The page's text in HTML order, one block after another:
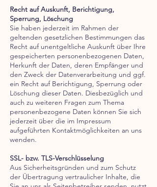
Recht auf Auskunft, Berichtigung,
Sperrung, Löschung
Sie haben jederzeit im Rahmen der
geltenden gesetzlichen Bestimmungen das
Recht auf unentgeltliche Auskunft über Ihre
gespeicherten personenbezogenen Daten,
Herkunft der Daten, deren Empfänger und
den Zweck der Datenverarbeitung und ggf.
ein Recht auf Berichtigung, Sperrung oder
Löschung dieser Daten. Diesbezüglich und
auch zu weiteren Fragen zum Thema
personenbezogene Daten können Sie sich
jederzeit über die im Impressum
aufgeführten Kontaktmöglichkeiten an uns
wenden.
SSL- bzw. TLS-Verschlüsselung
Aus Sicherheitsgründen und zum Schutz
der Übertragung vertraulicher Inhalte, die